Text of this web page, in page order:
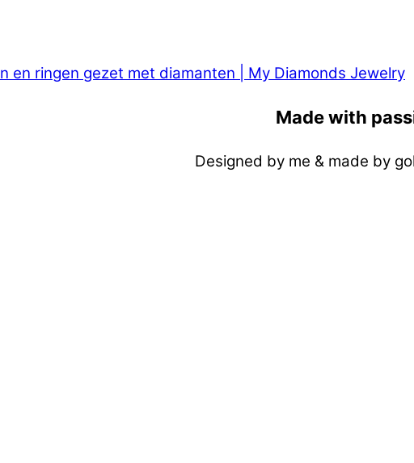
Made with
Designed by me & made by